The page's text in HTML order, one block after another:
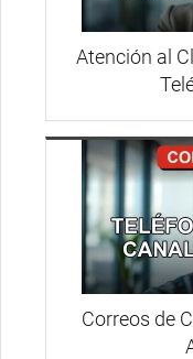
Atención al
Correos de